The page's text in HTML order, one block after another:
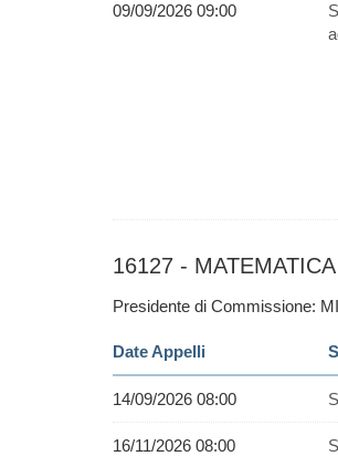
09/09/2026 09:00
16127 -
Presidente di Commissione:
Date Appelli
14/09/2026 08:00
16/11/2026 08:00